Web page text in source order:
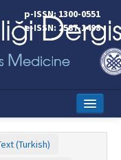
p-ISSN: 1300-0551
e-ISSN: 2587-1498
(Turkish)